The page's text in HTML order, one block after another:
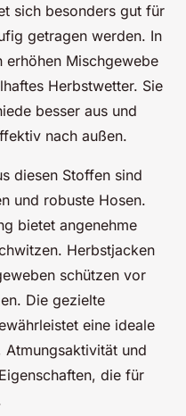
sich besonders gut für
getragen werden. In
erhöhen Mischgewebe
Herbstwetter. Sie
besser aus und
nach außen.
diesen Stoffen sind
und robuste Hosen.
bietet angenehme
Herbstjacken
schützen vor
Die gezielte
eine ideale
Atmungsaktivität und
die für